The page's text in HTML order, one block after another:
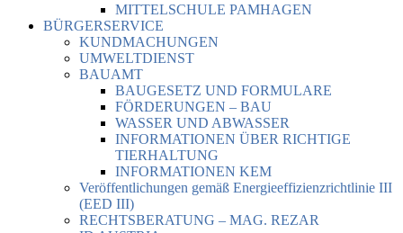
MITTELSCHULE PAMHAGEN
BÜRGERSERVICE
KUNDMACHUNGEN
UMWELTDIENST
BAUAMT
BAUGESETZ UND FORMULARE
FÖRDERUNGEN – BAU
WASSER UND ABWASSER
INFORMATIONEN ÜBER RICHTIGE
TIERHALTUNG
INFORMATIONEN KEM
Veröffentlichungen gemäß Energieeffizienzrichtlinie III
(EED III)
RECHTSBERATUNG – MAG. REZAR